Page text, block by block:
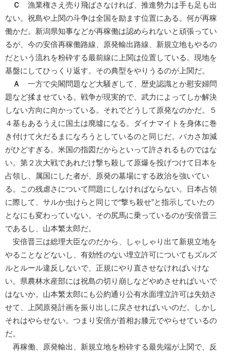
Ｃ
漁業権さえ売り飛ばさなければ、推進勢力は手も足も出
ない。祝島や上関の斗争は全国を励ます位置にある。何が再稼
働かだ。新潟県知事などが再稼働は認められないと頑張ってい
るが、今の安倍再稼働路線、原発輸出路線、新規立地もやるの
だという流れを粉砕する最前線に上関は位置している。現地を
基盤にしてひっくり返す。その典型をやりうるのが上関だ。
Ａ 一方で尖閣問題など大騒ぎして、歴史認識とか慰安婦問
題など揉ませている。戦争が現実的で、武力によってしか解決
しない方向に向かっている。それでどうして原発なのかだ。５
４基もあるうえに国土は廃墟になる。ダイナマイトを身体に巻
き付けて火だるまになろうとしているのと同じだ。バカさ加減
がひどすぎる。米国の指図だからといって許されるものではな
い。第２次大戦であれだけ撃ち殺して原爆を投げつけて日本を
占領し、属国にした者が、原発の墓場にする政治を強いてい
る。この残虐さについて問題にしなければならない。日本占領
に際して、サルか虫けらと同じで“撃ち殺せ”と指示していたの
となにも変わっていない。その尻馬に乗っているのが安倍晋三
であるし、山本繁太郎だ。
安倍晋三は総理大臣なのだから、しゃしゃり出て新規立地を
やることなどないし、有効性のない埋立許可についてもズルズ
ルとルール違反しないで、正規にやり直させなければいけな
い。県農林水産部には祝島の切り崩しなどやめさせればいいで
はないか。山本繁太郎にも公約通り公有水面埋立許可は失効さ
せて、上関原発計画を振り出しに戻させればいいのだ。しかし
それはやらせない。つまり安倍が首相お膝元でやらせているの
だ。
再稼働、原発輸出、新規立地を粉砕する最先端が上関で、反